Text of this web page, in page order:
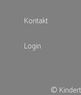
Kontakt
Login
©